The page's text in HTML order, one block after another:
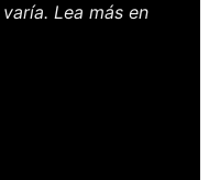
Lea más en